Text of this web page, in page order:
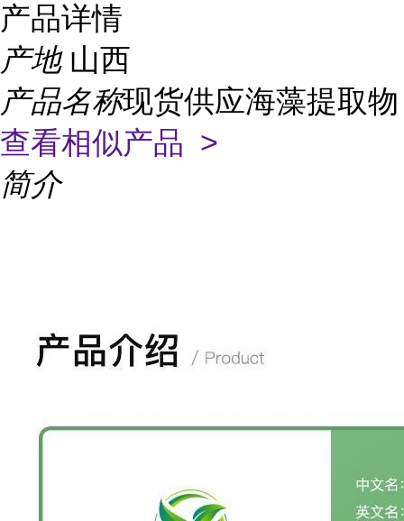
产品详情
产地 山西
产品名称现货供应海藻提取物
查看相似产品 >
简介